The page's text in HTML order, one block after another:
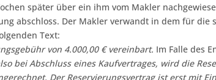
später über ein ihm vom Makler
abschloss. Der Makler verwandt in dem für die
Text:
von 4.000,00 € vereinbart. Im Falle des
bei Abschluss eines Kaufvertrages, wird die
Der Reservierungsvertrag ist erst mit